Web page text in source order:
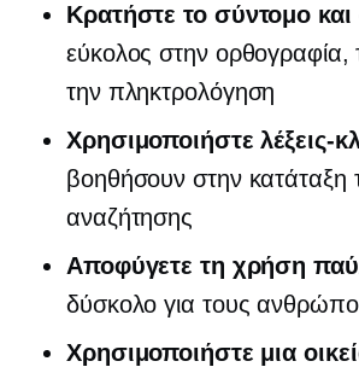
Κρατήστε το σύντομο
εύκολος στην
την πληκτρολόγηση
Χρησιμοποιήστε λέξεις-
βοηθήσουν στην κατάταξη
αναζήτησης
Αποφύγετε τη χρήση
δύσκολο για τους
Χρησιμοποιήστε μια